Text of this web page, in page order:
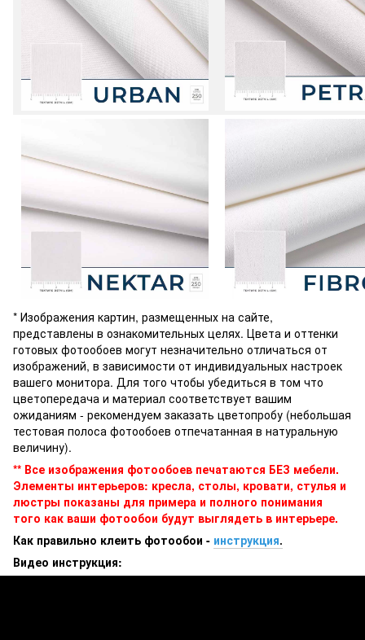
* Изображения картин, размещенных на сайте,
представлены в ознакомительных целях. Цвета и оттенки
готовых фотообоев могут незначительно отличаться от
изображений, в зависимости от индивидуальных настроек
вашего монитора. Для того чтобы убедиться в том что
цветопередача и материал соответствует вашим
ожиданиям - рекомендуем заказать цветопробу (небольшая
тестовая полоса фотообоев отпечатанная в натуральную
величину).
** Все изображения фотообоев печатаются БЕЗ мебели.
Элементы интерьеров: кресла, столы, кровати, стулья и
люстры показаны для примера и полного понимания
того как ваши фотообои будут выглядеть в интерьере.
Как правильно клеить фотообои - инструкция.
Видео инструкция: